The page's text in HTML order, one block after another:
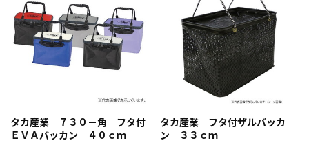
タカ産業 ７３０－角 フタ付
ＥＶＡバッカン ４０ｃｍ
タカ産業 フタ付ザルバッカ
ン ３３ｃｍ